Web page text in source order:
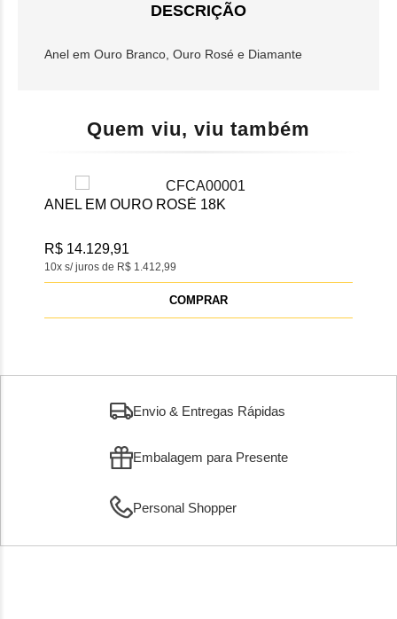
DESCRIÇÃO
Anel em Ouro Branco, Ouro Rosé e Diamante
Quem viu, viu também
ANEL EM PRATA
10x s/ juros de R$ 58,18
R$ 581,87
Envio & Entregas Rápidas
Embalagem para Presente
Personal Shopper